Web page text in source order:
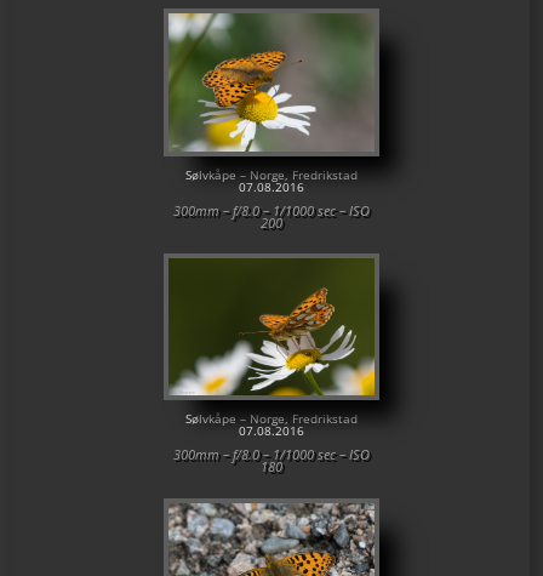
Sølvkåpe – Norge, Fredrikstad
07.08.2016
300mm – f/8.0 – 1/1000 sec – ISO
200
Sølvkåpe – Norge, Fredrikstad
07.08.2016
300mm – f/8.0 – 1/1000 sec – ISO
180